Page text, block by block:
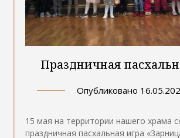
Праздничная
Опубликовано
15 мая на территории нашего храма
праздничная пасхальная игра